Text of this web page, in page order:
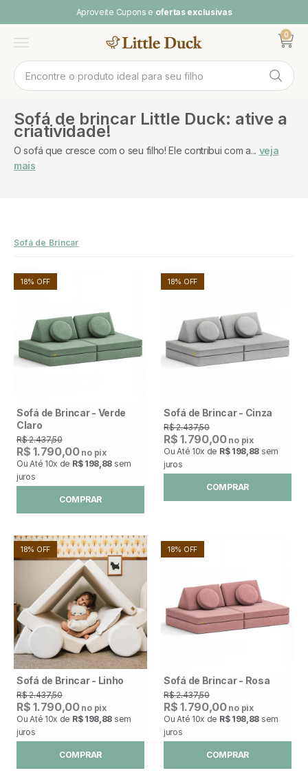
Aproveite Cupons e ofertas exclusivas
Abrir menu Abrir
0
Sofá de brincar Little Duck: ative a
criatividade!
O sofá que cresce com o seu filho! Ele contribui com a... veja
mais
Sofá de Brincar
18% OFF
Sofá de Brincar - Verde
Claro
R$ 2.437,50
R$ 1.790,00no pix
Ou Até 10x de R$ 198,88 sem
juros
COMPRAR
18% OFF
Sofá de Brincar - Cinza
R$ 2.437,50
R$ 1.790,00no pix
Ou Até 10x de R$ 198,88 sem
juros
COMPRAR
18% OFF
Sofá de Brincar - Linho
R$ 2.437,50
R$ 1.790,00no pix
Ou Até 10x de R$ 198,88 sem
juros
COMPRAR
18% OFF
Sofá de Brincar - Rosa
R$ 2.437,50
R$ 1.790,00no pix
Ou Até 10x de R$ 198,88 sem
juros
COMPRAR